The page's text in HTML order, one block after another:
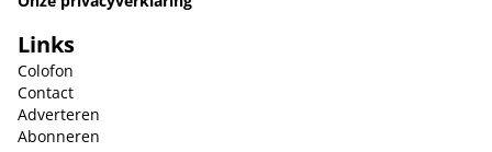
Links
Colofon
Contact
Adverteren
Abonneren